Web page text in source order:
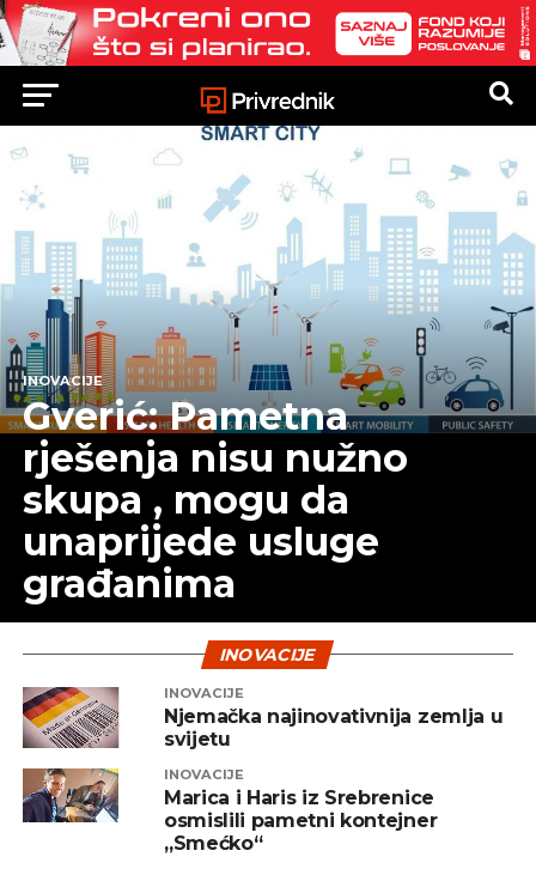
INOVACIJE
Gverić: Pametna
rješenja nisu nužno
skupa , mogu da
unaprijede usluge
građanima
INOVACIJE
INOVACIJE
Njemačka najinovativnija zemlja u
svijetu
INOVACIJE
Marica i Haris iz Srebrenice
osmislili pametni kontejner
„Smećko“